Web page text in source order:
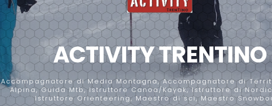
ACTIVITY TRENTINO
Accompagnatore di Media Montagna, Accompagnatore di
Alpina, Guida Mtb, Istruttore Canoa/Kayak, Istruttore di
Istruttore Orienteering, Maestro di sci, Maestro